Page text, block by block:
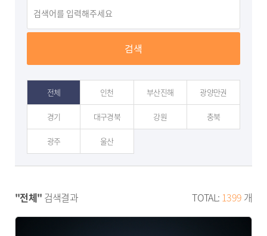
검색
전체 인천 부산진해 광양만권
경기 대구경북 강원 충북
광주 울산
"전체" 검색결과 TOTAL: 1399 개